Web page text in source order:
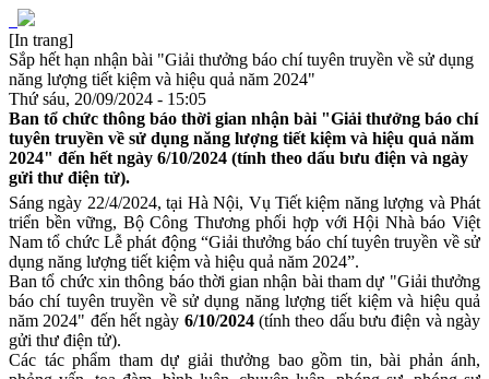
[In trang]
Sắp hết hạn nhận bài "Giải thưởng báo chí tuyên truyền về sử dụng
năng lượng tiết kiệm và hiệu quả năm 2024"
Thứ sáu, 20/09/2024 - 15:05
Ban tổ chức thông báo thời gian nhận bài "Giải thưởng báo chí
tuyên truyền về sử dụng năng lượng tiết kiệm và hiệu quả năm
2024" đến hết ngày 6/10/2024 (tính theo dấu bưu điện và ngày
gửi thư điện tử).
Sáng ngày 22/4/2024, tại Hà Nội, Vụ Tiết kiệm năng lượng và Phát
triển bền vững, Bộ Công Thương phối hợp với Hội Nhà báo Việt
Nam tổ chức Lễ phát động “Giải thưởng báo chí tuyên truyền về sử
dụng năng lượng tiết kiệm và hiệu quả năm 2024”.
Ban tổ chức xin thông báo thời gian nhận bài tham dự "Giải thưởng
báo chí tuyên truyền về sử dụng năng lượng tiết kiệm và hiệu quả
năm 2024" đến hết ngày 6/10/2024(tính theo dấu bưu điện và ngày
gửi thư điện tử).
Các tác phẩm tham dự giải thưởng bao gồm tin, bài phản ánh,